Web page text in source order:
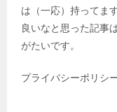
は（一応）持ってます
良いなと思った記事
がたいです。
プライバシーポリシ